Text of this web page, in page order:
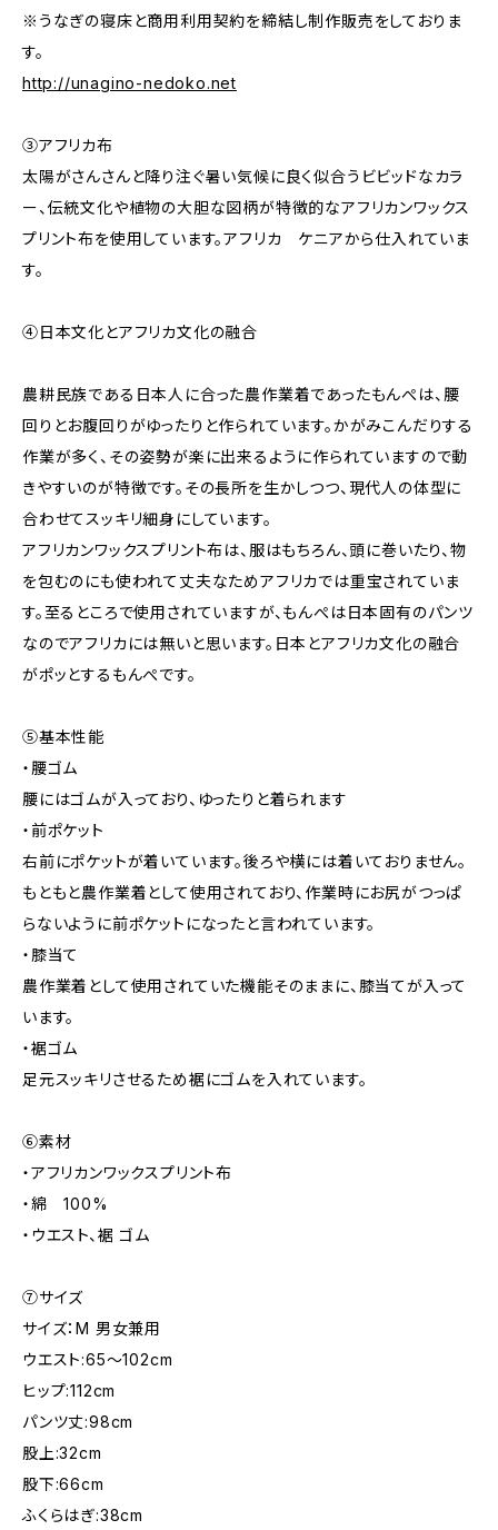
※うなぎの寝床と商用利用契約を締結し制作販売をしておりま
す。
http://unagino-nedoko.net
③アフリカ布
太陽がさんさんと降り注ぐ暑い気候に良く似合うビビッドなカラ
ー、伝統文化や植物の大胆な図柄が特徴的なアフリカンワックス
プリント布を使用しています。アフリカ ケニアから仕入れていま
す。
④日本文化とアフリカ文化の融合
農耕民族である日本人に合った農作業着であったもんぺは、腰
回りとお腹回りがゆったりと作られています。かがみこんだりする
作業が多く、その姿勢が楽に出来るように作られていますので動
きやすいのが特徴です。その長所を生かしつつ、現代人の体型に
合わせてスッキリ細身にしています。
アフリカンワックスプリント布は、服はもちろん、頭に巻いたり、物
を包むのにも使われて丈夫なためアフリカでは重宝されていま
す。至るところで使用されていますが、もんぺは日本固有のパンツ
なのでアフリカには無いと思います。日本とアフリカ文化の融合
がポッとするもんぺです。
⑤基本性能
・腰ゴム
腰にはゴムが入っており、ゆったりと着られます
・前ポケット
右前にポケットが着いています。後ろや横には着いておりません。
もともと農作業着として使用されており、作業時にお尻がつっぱ
らないように前ポケットになったと言われています。
・膝当て
農作業着として使用されていた機能そのままに、膝当てが入って
います。
・裾ゴム
足元スッキリさせるため裾にゴムを入れています。
⑥素材
・アフリカンワックスプリント布
・綿 100%
・ウエスト、裾 ゴム
⑦サイズ
サイズ：M 男女兼用
ウエスト:65～102cm
ヒップ:112cm
パンツ丈:98cm
股上:32cm
股下:66cm
ふくらはぎ:38cm